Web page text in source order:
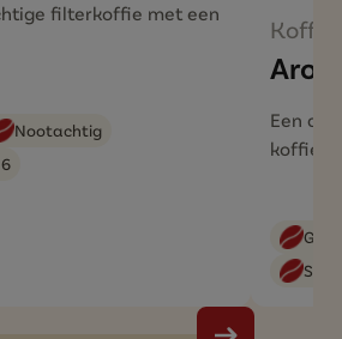
filterkoffie met een
Nootachtig
Een